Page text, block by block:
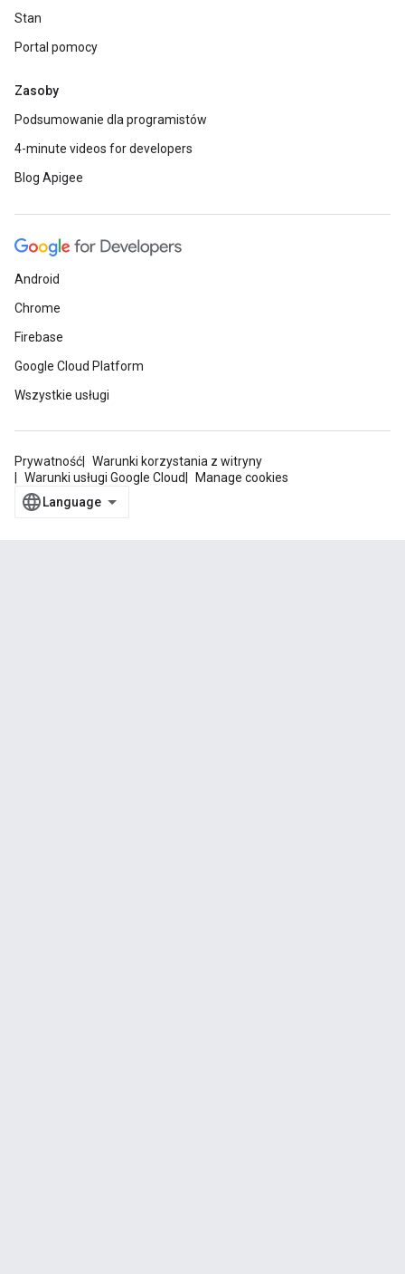
Stan
Portal pomocy
Zasoby
Podsumowanie dla programistów
4-minute videos for developers
Blog Apigee
Android
Chrome
Firebase
Google Cloud Platform
Wszystkie usługi
Prywatność
Warunki korzystania z witryny
Warunki usługi Google Cloud
Manage cookies